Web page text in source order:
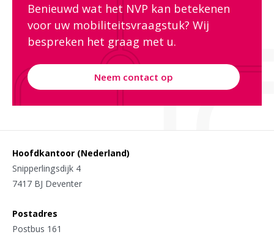
Benieuwd wat het NVP kan betekenen
voor uw mobiliteitsvraagstuk? Wij
bespreken het graag met u.
Neem contact op
Hoofdkantoor (Nederland)
Snipperlingsdijk 4
7417 BJ Deventer
Postadres
Postbus 161